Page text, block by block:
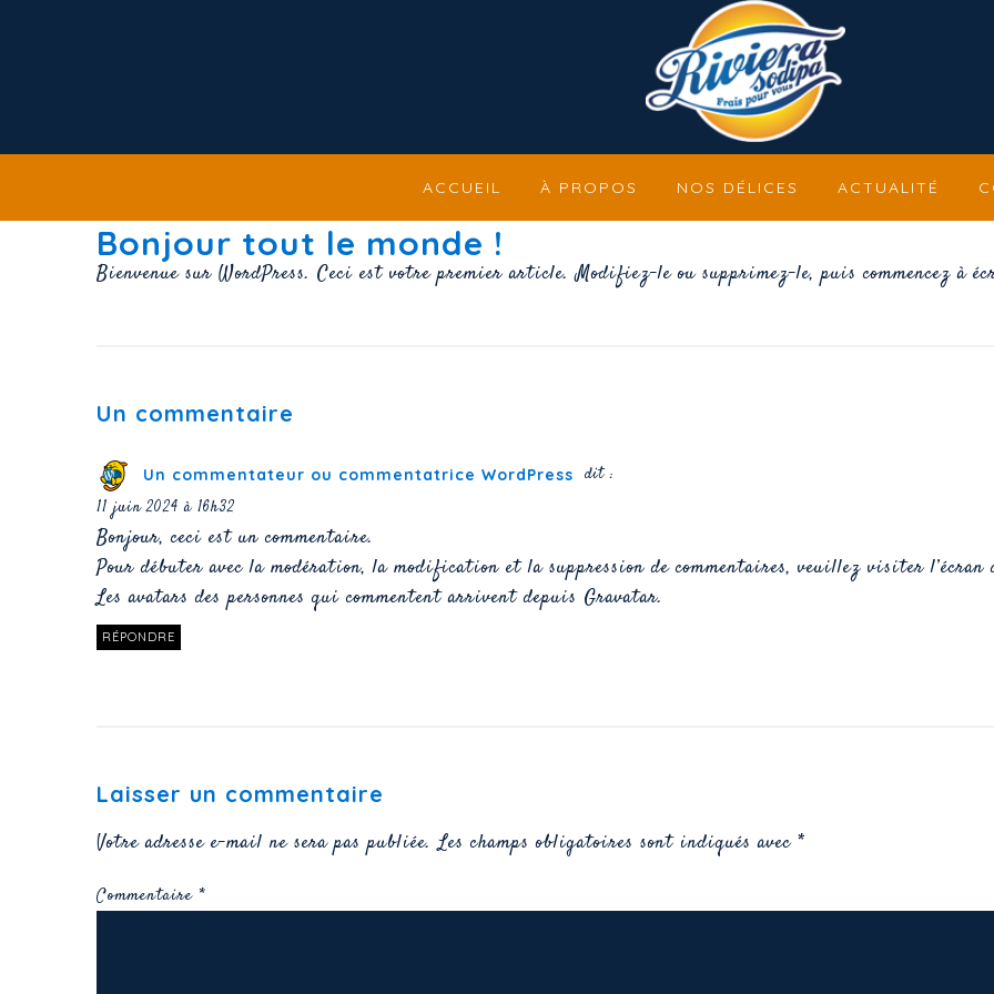
ACCUEIL À PROPOS NOS DÉLICES ACTUALITÉ
Bonjour tout le monde !
Bienvenue sur WordPress. Ceci est votre premier article. Modifiez-le ou supprimez-le, puis commencez à
Un commentaire
Un commentateur ou commentatrice WordPress
dit :
11 juin 2024 à 16h32
Bonjour, ceci est un commentaire.
Pour débuter avec la modération, la modification et la suppression de commentaires, veuillez visiter l’écran
Les avatars des personnes qui commentent arrivent depuis Gravatar.
RÉPONDRE
Laisser un commentaire
Votre adresse e-mail ne sera pas publiée. Les champs obligatoires sont indiqués avec *
Commentaire *